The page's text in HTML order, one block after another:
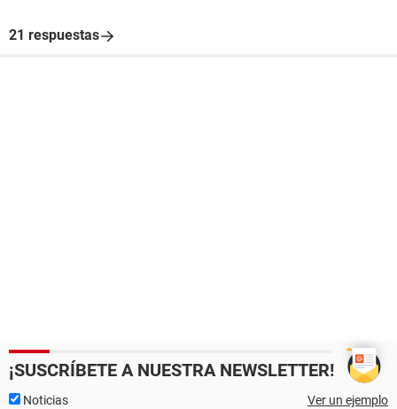
21 respuestas
¡SUSCRÍBETE A NUESTRA NEWSLETTER!
Noticias Ver un ejemplo